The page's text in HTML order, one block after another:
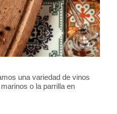
una variedad de vinos
o la parrilla en